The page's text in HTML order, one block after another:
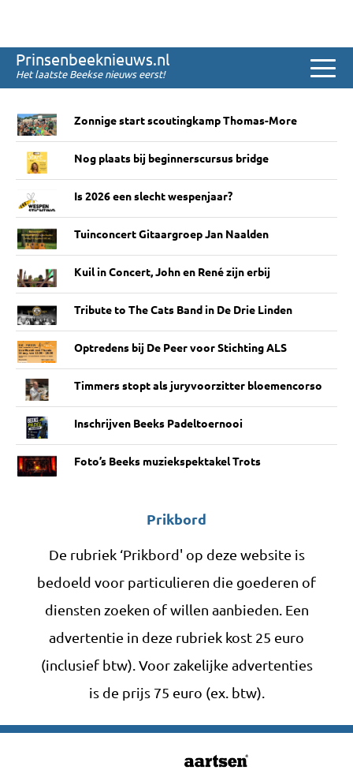
Prinsenbeeknieuws.nl
Het laatste Beekse nieuws eerst!Het laatste nieuws
Zonnige start scoutingkamp Thomas-More
Nog plaats bij beginnerscursus bridge
Is 2026 een slecht wespenjaar?
Tuinconcert Gitaargroep Jan Naalden
Kuil in Concert, John en René zijn erbij
Tribute to The Cats Band in De Drie Linden
Optredens bij De Peer voor Stichting ALS
Timmers stopt als juryvoorzitter bloemencorso
Inschrijven Beeks Padeltoernooi
Foto’s Beeks muziekspektakel Trots
Prikbord
De rubriek ‘Prikbord' op deze website is
bedoeld voor particulieren die goederen of
diensten zoeken of willen aanbieden. Een
advertentie in deze rubriek kost 25 euro
(inclusief btw). Voor zakelijke advertenties
is de prijs 75 euro (ex. btw).